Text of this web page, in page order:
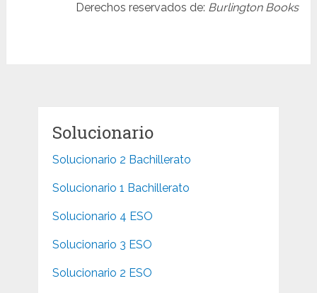
Derechos reservados de: Burlington Books
Solucionario
Solucionario 2 Bachillerato
Solucionario 1 Bachillerato
Solucionario 4 ESO
Solucionario 3 ESO
Solucionario 2 ESO